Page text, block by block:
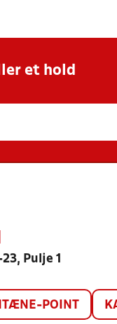
et hold
Pulje 1
POINT